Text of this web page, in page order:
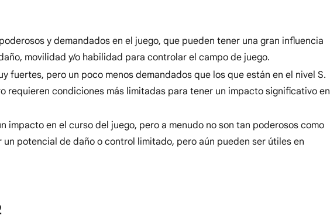
y demandados en el juego, que pueden tener una gran influencia
movilidad y/o habilidad para controlar el campo de juego.
fuertes, pero un poco menos demandados que los que están en el nivel S.
requieren condiciones más limitadas para tener un impacto significativo en
impacto en el curso del juego, pero a menudo no son tan poderosos como
potencial de daño o control limitado, pero aún pueden ser útiles en